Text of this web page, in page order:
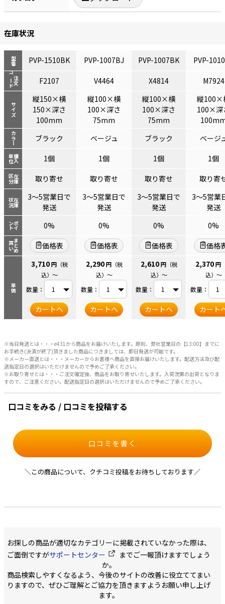
在庫状況
型番
注文
コード
サイズ
カラー
購入
単位
在庫
区分
在庫
状況
ポイ
ント
まとめ
買い
単価
PVP-1510BK PVP-1007BJ PVP-1007BK PVP-
F2107 V4464 X4814
M7924
縦150×横
150×深さ
100mm
縦100×横
100×深さ
75mm
縦100×横
100×深さ
75mm
縦100×
100×深
ブラック
ベージュ ブラック
ベージ
1個
1個 1個
1個
取り寄せ
取り寄せ 取り寄せ
取り寄
3～5営業日で
発送
3～5営業日で
発送
3～5営業日で
発送
3～5営業
発送
0%
0% 0%
0%
価格表
価格表 価格表
価格
3,710 円（税
込） ～
数量：
カートへ
2,290 円（税
込） ～
数量：
カートへ
2,610 円（税
込） ～
数量：
カートへ
2,370 円
込） ～
数量：
カート
※当日発送とは・・・e431から商品をお届けいたします。原則、弊社営業日の【13:00】までに
お手続き(決済が終了)頂きました商品につきましては、即日発送が可能です。
※メーカー直送とは・・・メーカーからお客様へ商品を直接お届けいたします。配送方法及び配
送指定日の選択はいただけませんので予めご了承ください。
※お取り寄せとは・・・ご注文確定後、商品をお取り寄せいたします。入荷次第の出荷となりま
すので、ご注意ください。配送指定日の選択はいただけませんので予めご了承ください。
口コミをみる / 口コミを投稿する
口コミを書く
＼この商品について、クチコミ投稿をお待ちしております／
お探しの商品が適切なカテゴリーに掲載されていなかった際は、
ご面倒ですがサポートセンター
までご一報頂けますでしょう
か。
商品検索しやすくなるよう、今後のサイトの改善に役立ててまい
りますので、ぜひご理解とご協力を頂きますようお願い申し上げ
ます。